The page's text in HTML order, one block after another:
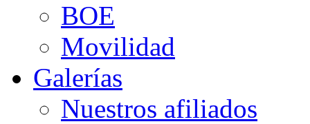
BOE
Movilidad
Galerías
Nuestros afiliados